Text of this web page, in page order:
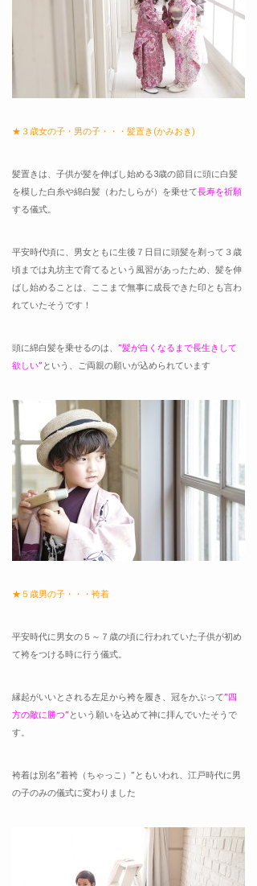
★３歳女の子・男の子・・・髪置き(かみおき)
髪置きは、子供が髪を伸ばし始める3歳の節目に頭に白髪
を模した白糸や綿白髪（わたしらが）を乗せて長寿を祈願
する儀式。
平安時代頃に、男女ともに生後７日目に頭髪を剃って３歳
頃までは丸坊主で育てるという風習があったため、髪を伸
ばし始めることは、ここまで無事に成長できた印とも言わ
れていたそうです！
頭に綿白髪を乗せるのは、 ”髪が白くなるまで長生きして
欲しい” という、ご両親の願いが込められています
★５歳男の子・・・袴着
平安時代に男女の５～７歳の頃に行われていた子供が初め
て袴をつける時に行う儀式。
縁起がいいとされる左足から袴を履き、冠をかぶって”四
方の敵に勝つ” という願いを込めて神に拝んでいたそうで
す。
袴着は別名”着袴（ちゃっこ）”ともいわれ、江戸時代に男
の子のみの儀式に変わりました